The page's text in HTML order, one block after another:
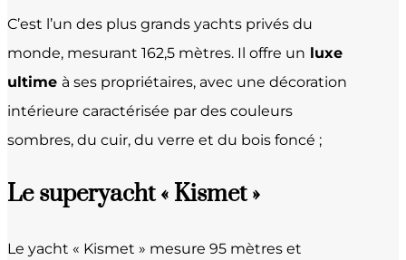
C’est l’un des plus grands yachts privés du
monde, mesurant 162,5 mètres. Il offre un luxe
ultime à ses propriétaires, avec une décoration
intérieure caractérisée par des couleurs
sombres, du cuir, du verre et du bois foncé ;
Le superyacht « Kismet »
Le yacht « Kismet » mesure 95 mètres et